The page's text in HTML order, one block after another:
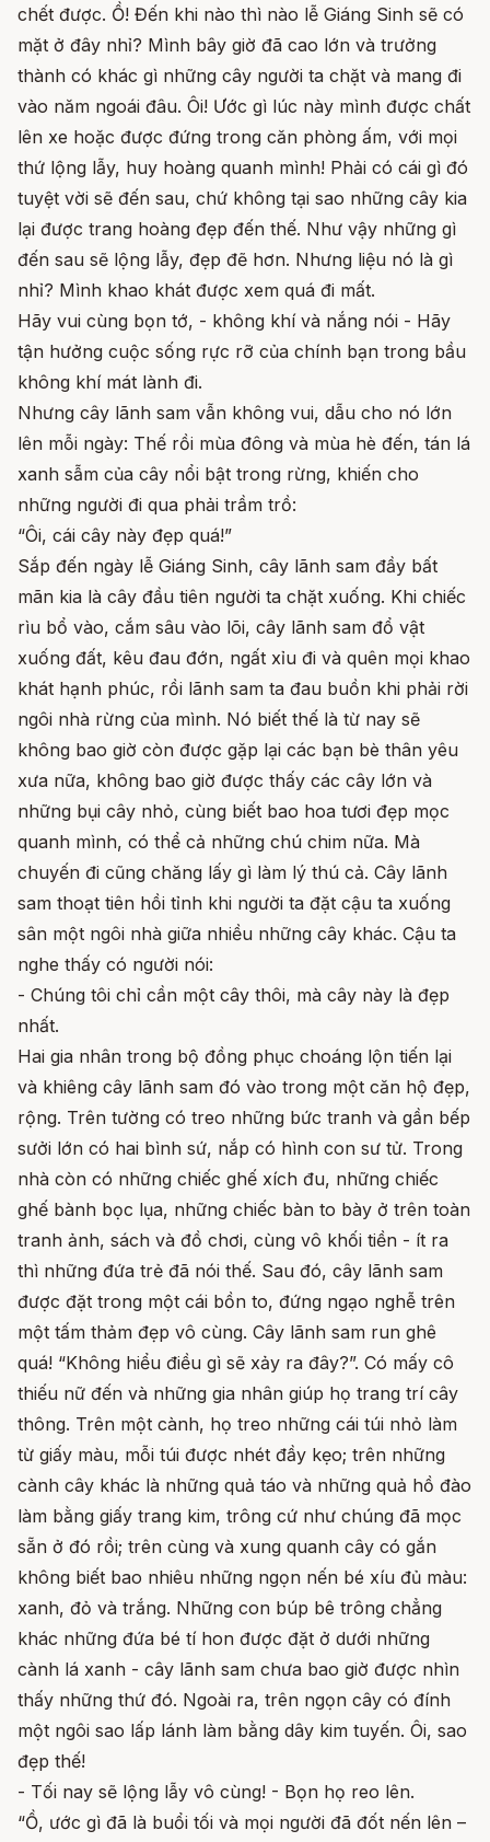
chết được. Ồ! Đến khi nào thì nào lễ Giáng Sinh sẽ có
mặt ở đây nhỉ? Mình bây giờ đã cao lớn và trưởng
thành có khác gì những cây người ta chặt và mang đi
vào năm ngoái đâu. Ôi! Ước gì lúc này mình được chất
lên xe hoặc được đứng trong căn phòng ấm, với mọi
thứ lộng lẫy, huy hoàng quanh mình! Phải có cái gì đó
tuyệt vời sẽ đến sau, chứ không tại sao những cây kia
lại được trang hoàng đẹp đến thế. Như vậy những gì
đến sau sẽ lộng lẫy, đẹp đẽ hơn. Nhưng liệu nó là gì
nhỉ? Mình khao khát được xem quá đi mất.
Hãy vui cùng bọn tớ, - không khí và nắng nói - Hãy
tận hưởng cuộc sống rực rỡ của chính bạn trong bầu
không khí mát lành đi.
Nhưng cây lãnh sam vẫn không vui, dẫu cho nó lớn
lên mỗi ngày: Thế rồi mùa đông và mùa hè đến, tán lá
xanh sẫm của cây nổi bật trong rừng, khiến cho
những người đi qua phải trầm trồ:
“Ôi, cái cây này đẹp quá!”
Sắp đến ngày lễ Giáng Sinh, cây lãnh sam đầy bất
mãn kia là cây đầu tiên người ta chặt xuống. Khi chiếc
rìu bổ vào, cắm sâu vào lõi, cây lãnh sam đổ vật
xuống đất, kêu đau đớn, ngất xỉu đi và quên mọi khao
khát hạnh phúc, rồi lãnh sam ta đau buồn khi phải rời
ngôi nhà rừng của mình. Nó biết thế là từ nay sẽ
không bao giờ còn được gặp lại các bạn bè thân yêu
xưa nữa, không bao giờ được thấy các cây lớn và
những bụi cây nhỏ, cùng biết bao hoa tươi đẹp mọc
quanh mình, có thể cả những chú chim nữa. Mà
chuyến đi cũng chăng lấy gì làm lý thú cả. Cây lãnh
sam thoạt tiên hồi tỉnh khi người ta đặt cậu ta xuống
sân một ngôi nhà giữa nhiều những cây khác. Cậu ta
nghe thấy có người nói:
- Chúng tôi chỉ cần một cây thôi, mà cây này là đẹp
nhất.
Hai gia nhân trong bộ đồng phục choáng lộn tiến lại
và khiêng cây lãnh sam đó vào trong một căn hộ đẹp,
rộng. Trên tường có treo những bức tranh và gần bếp
sưởi lớn có hai bình sứ, nắp có hình con sư tử. Trong
nhà còn có những chiếc ghế xích đu, những chiếc
ghế bành bọc lụa, những chiếc bàn to bày ở trên toàn
tranh ảnh, sách và đồ chơi, cùng vô khối tiền - ít ra
thì những đứa trẻ đã nói thế. Sau đó, cây lãnh sam
được đặt trong một cái bồn to, đứng ngạo nghễ trên
một tấm thảm đẹp vô cùng. Cây lãnh sam run ghê
quá! “Không hiểu điều gì sẽ xảy ra đây?”. Có mấy cô
thiếu nữ đến và những gia nhân giúp họ trang trí cây
thông. Trên một cành, họ treo những cái túi nhỏ làm
từ giấy màu, mỗi túi được nhét đầy kẹo; trên những
cành cây khác là những quả táo và những quả hồ đào
làm bằng giấy trang kim, trông cứ như chúng đã mọc
sẵn ở đó rồi; trên cùng và xung quanh cây có gắn
không biết bao nhiêu những ngọn nến bé xíu đủ màu:
xanh, đỏ và trắng. Những con búp bê trông chẳng
khác những đứa bé tí hon được đặt ở dưới những
cành lá xanh - cây lãnh sam chưa bao giờ được nhìn
thấy những thứ đó. Ngoài ra, trên ngọn cây có đính
một ngôi sao lấp lánh làm bằng dây kim tuyến. Ôi, sao
đẹp thế!
- Tối nay sẽ lộng lẫy vô cùng! - Bọn họ reo lên.
“Ồ, ước gì đã là buổi tối và mọi người đã đốt nến lên –